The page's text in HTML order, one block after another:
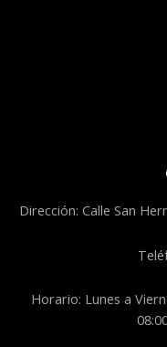
Dirección: Calle San
Horario: Lunes a